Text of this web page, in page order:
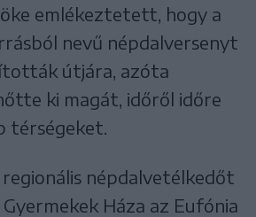
emlékeztetett, hogy a
nevű népdalversenyt
útjára, azóta
ki magát, időről időre
térségeket.
népdalvetélkedőt
Gyermekek Háza az Eufónia